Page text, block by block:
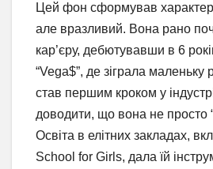
Цей фон сформував характер
але вразливий. Вона рано
кар’єру, дебютувавши в 6
“Vega$”, де зіграла маленьку
став першим кроком у
доводити, що вона не просто
Освіта в елітних закладах,
School for Girls, дала їй